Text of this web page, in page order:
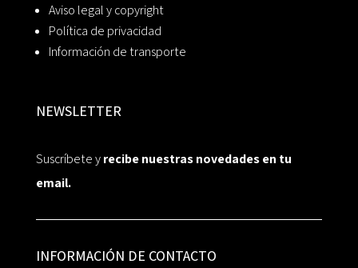
Aviso legal y copyright
Política de privacidad
Información de transporte
NEWSLETTER
Suscríbete yrecibe nuestras novedades en tu
email.
INFORMACIÓN DE CONTACTO